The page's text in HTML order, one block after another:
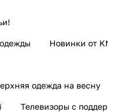
Новинки от KMI
одежда на весну
Телевизоры с